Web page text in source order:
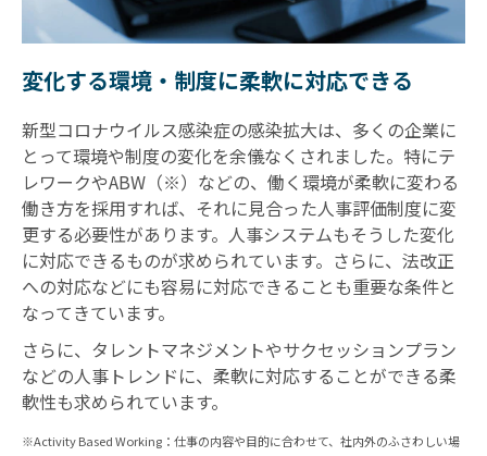
変化する環境・制度に柔軟に対応できる
新型コロナウイルス感染症の感染拡大は、多くの企業に
とって環境や制度の変化を余儀なくされました。特にテ
レワークやABW（※）などの、働く環境が柔軟に変わる
働き方を採用すれば、それに見合った人事評価制度に変
更する必要性があります。人事システムもそうした変化
に対応できるものが求められています。さらに、法改正
への対応などにも容易に対応できることも重要な条件と
なってきています。
さらに、タレントマネジメントやサクセッションプラン
などの人事トレンドに、柔軟に対応することができる柔
軟性も求められています。
※Activity Based Working：仕事の内容や目的に合わせて、社内外のふさわしい場